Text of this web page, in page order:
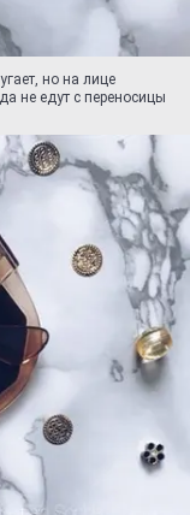
но на лице
не едут с переносицы